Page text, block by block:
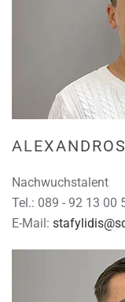
Nachwuchstalent
Tel.: 089 - 92 13 00
E-Mail: